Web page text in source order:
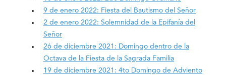
9 de enero 2022: Fiesta del Bautismo del Señor
2 de enero 2022: Solemnidad de la Epifanía del
Señor
26 de diciembre 2021: Domingo dentro de la
Octava de la Fiesta de la Sagrada Familia
19 de diciembre 2021: 4to Domingo de Adviento